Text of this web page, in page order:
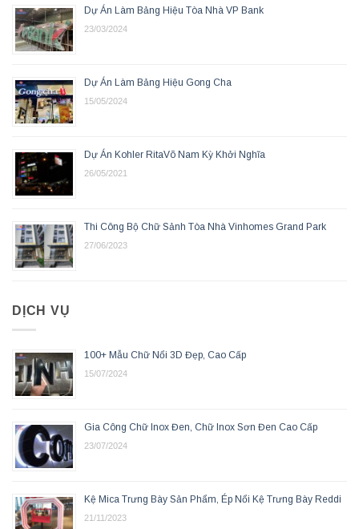
Dự Án Làm Bảng Hiệu Tòa Nhà VP Bank
23/03/2024
Dự Án Làm Bảng Hiệu Gong Cha
15/05/2024
Dự Án Kohler RitaVõ Nam Kỳ Khởi Nghĩa
26/05/2021
Thi Công Bộ Chữ Sảnh Tòa Nhà Vinhomes Grand Park
27/06/2023
DỊCH VỤ
100+ Mẫu Chữ Nổi 3D Đẹp, Cao Cấp
15/07/2024
Gia Công Chữ Inox Đen, Chữ Inox Sơn Đen Cao Cấp
23/07/2024
Kệ Mica Trưng Bày Sản Phẩm, Ép Nổi Kệ Trưng Bày Reddi
21/11/2023